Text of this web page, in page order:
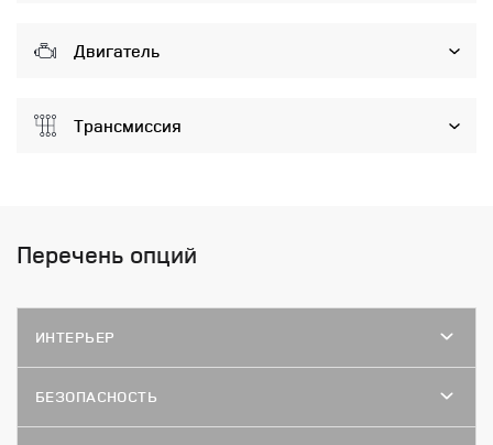
Двигатель
Трансмиссия
Перечень опций
ИНТЕРЬЕР
БЕЗОПАСНОСТЬ